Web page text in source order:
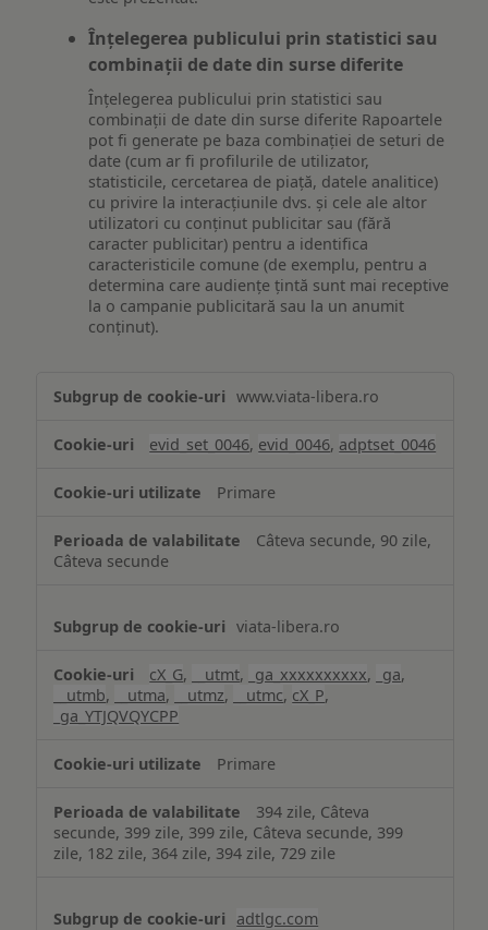
Înțelegerea publicului prin statistici sau
combinații de date din surse diferite
Înțelegerea publicului prin statistici sau
combinații de date din surse diferite Rapoartele
pot fi generate pe baza combinației de seturi de
date (cum ar fi profilurile de utilizator,
statisticile, cercetarea de piață, datele analitice)
cu privire la interacțiunile dvs. și cele ale altor
utilizatori cu conținut publicitar sau (fără
caracter publicitar) pentru a identifica
caracteristicile comune (de exemplu, pentru a
determina care audiențe țintă sunt mai receptive
la o campanie publicitară sau la un anumit
conținut).
www.viata-libera.ro
evid_set_0046, evid_0046, adptset_0046
Primare
Câteva secunde, 90 zile,
Câteva secunde
viata-libera.ro
cX_G, __utmt, _ga_xxxxxxxxxx, _ga,
__utmb, __utma, __utmz, __utmc, cX_P,
_ga_YTJQVQYCPP
Primare
394 zile, Câteva
secunde, 399 zile, 399 zile, Câteva secunde, 399
zile, 182 zile, 364 zile, 394 zile, 729 zile
adtlgc.com